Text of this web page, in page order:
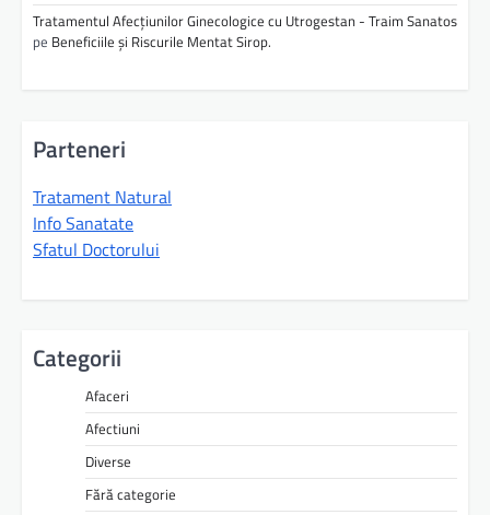
Tratamentul Afecțiunilor Ginecologice cu Utrogestan - Traim Sanatos
pe Beneficiile și Riscurile Mentat Sirop.
Parteneri
Tratament Natural
Info Sanatate
Sfatul Doctorului
Categorii
Afaceri
Afectiuni
Diverse
Fără categorie